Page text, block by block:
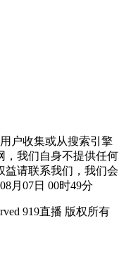
户收集或从搜索引擎
，我们自身不提供任何
益请联系我们，我们会
月07日 00时49分
919直播 版权所有